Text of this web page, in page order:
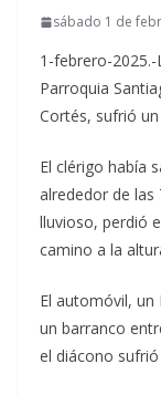
sábado 1 de
1-febrero-
Parroquia
Cortés, sufrió
El clérigo había
alrededor de las
lluvioso, perdió
camino a la
El automóvil,
un barranco
el diácono